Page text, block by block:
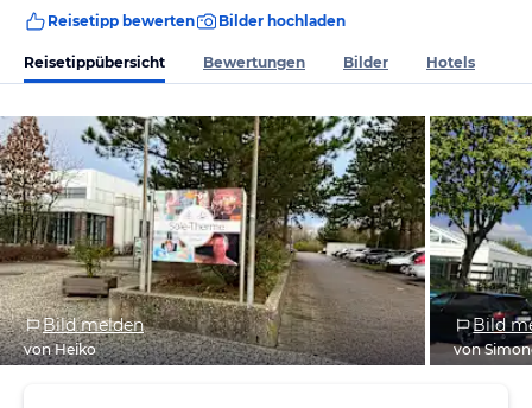
Reisetipp bewerten Bilder hochladen
Reisetippübersicht Bewertungen Bilder Hotels
Bild melden
von Heiko
Bild
von